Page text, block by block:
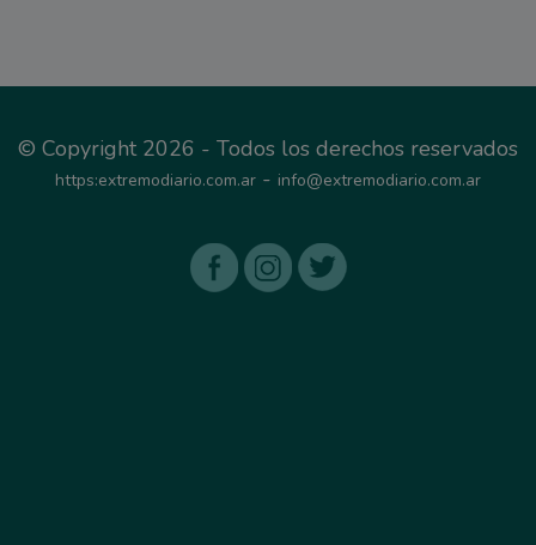
© Copyright 2026 - Todos los derechos reservados
https:extremodiario.com.ar - info@extremodiario.com.ar